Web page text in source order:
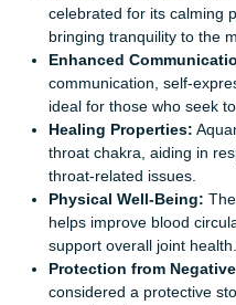
celebrated for its calming
bringing tranquility to the
Enhanced
communication, self-
ideal for those who seek
Healing Properties:
throat chakra, aiding in
throat-related issues.
Physical Well-Being:
helps improve blood
support overall joint health.
Protection from
considered a protective